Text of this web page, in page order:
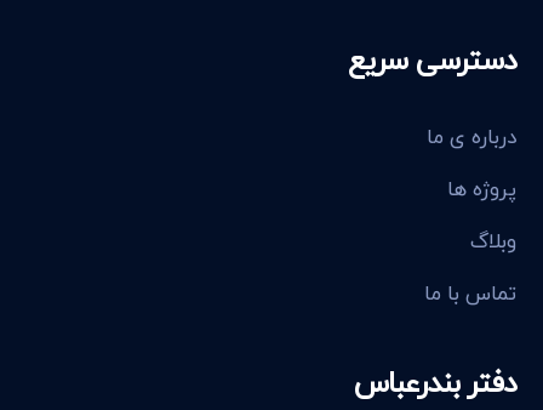
دسترسی سریع
درباره ی ما
پروژه ها
وبلاگ
تماس با ما
دفتر بندرعباس